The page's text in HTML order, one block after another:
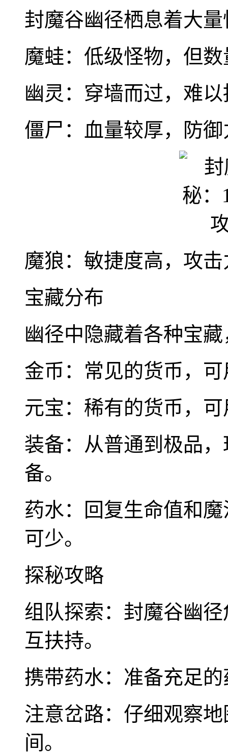
封魔谷幽径栖息着大
魔蛙：低级怪物，但
幽灵：穿墙而过，难
僵尸：血量较厚，防
魔狼：敏捷度高，攻
宝藏分布
幽径中隐藏着各种宝
金币：常见的货币，
元宝：稀有的货币，
装备：从普通到极品
备。
药水：回复生命值和
可少。
探秘攻略
组队探索：封魔谷幽
互扶持。
携带药水：准备充足
注意岔路：仔细观察
间。